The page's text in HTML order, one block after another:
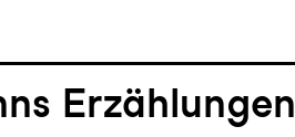
Erzählungen